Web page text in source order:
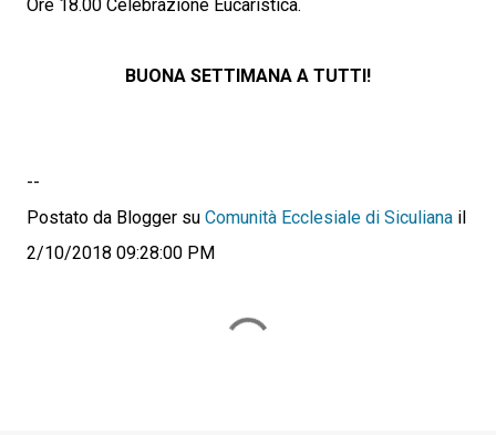
Ore 18.00 Celebrazione Eucaristica.
BUONA SETTIMANA A TUTTI!
--
Postato da Blogger su Comunità Ecclesiale di Siculiana il
2/10/2018 09:28:00 PM